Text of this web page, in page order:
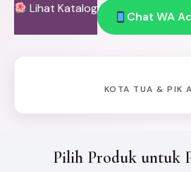
Lihat Katalog
Chat WA
KOTA TUA & PIK
Pilih Produk untuk